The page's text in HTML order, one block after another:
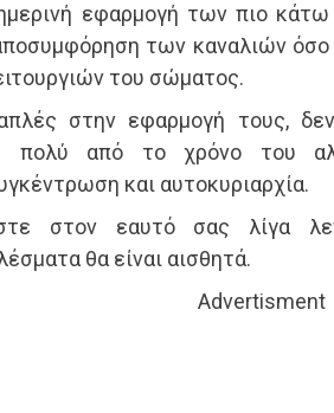
εφαρμογή των πιο
των καναλιών
του σώματος.
στην εφαρμογή τους,
πολύ από το χρόνο του
και αυτοκυριαρχία.
στον εαυτό σας λίγα
θα είναι αισθητά.
Advertisment